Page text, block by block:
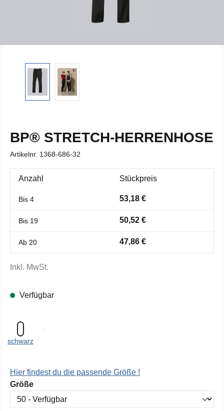
BP® STRETCH-HERRENHOSE
Artikelnr. 1368-686-32
Anzahl Stückpreis
Bis 4 53,18 €
Bis 19 50,52 €
Ab 20 47,86 €
Inkl. MwSt.
Verfügbar
schwarz
Hier findest du die passende Größe !
Größeauswählen